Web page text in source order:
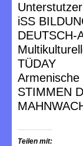
iSS
DEUTSCH-
TÜDAY
Armenische
STIMMEN
Teilen mit: